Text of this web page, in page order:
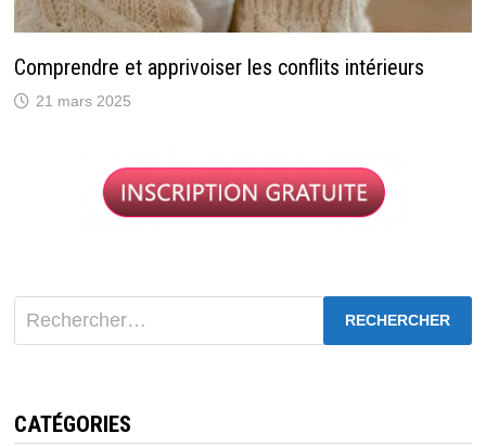
Comprendre et apprivoiser les conflits intérieurs
21 mars 2025
Rechercher :
CATÉGORIES